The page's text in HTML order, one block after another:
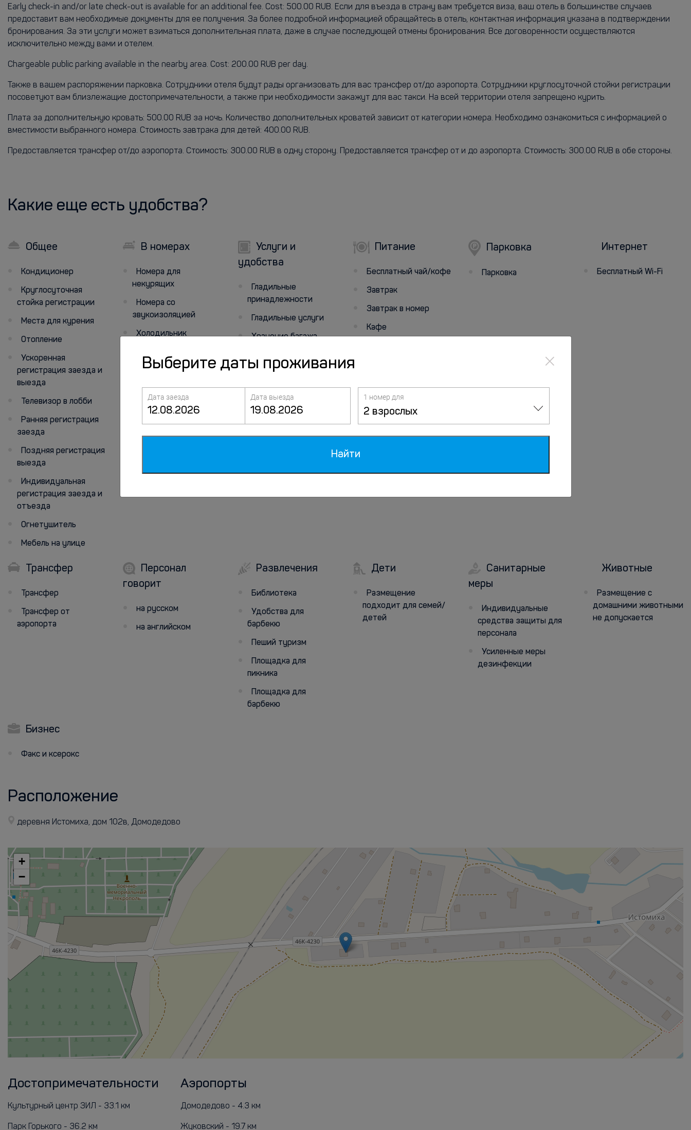
Early check-in and/or late check-out is available for an additional fee. Cost: 500.00 RUB. Если для въезда в страну вам требуется виза, ваш отель в большинстве случаев
предоставит вам необходимые документы для ее получения. За более подробной информацией обращайтесь в отель, контактная информация указана в подтверждении
бронирования. За эти услуги может взиматься дополнительная плата, даже в случае последующей отмены бронирования. Все договоренности осуществляются
исключительно между вами и отелем.
Chargeable public parking available in the nearby area. Cost: 200.00 RUB per day.
Также в вашем распоряжении парковка. Сотрудники отеля будут рады организовать для вас трансфер от/до аэропорта. Сотрудники круглосуточной стойки регистрации
посоветуют вам близлежащие достопримечательности, а также при необходимости закажут для вас такси. На всей территории отеля запрещено курить.
Плата за дополнительную кровать: 500.00 RUB за ночь. Количество дополнительных кроватей зависит от категории номера. Необходимо ознакомиться с информацией о
вместимости выбранного номера. Стоимость завтрака для детей: 400.00 RUB.
Предоставляется трансфер от/до аэропорта. Стоимость: 300.00 RUB в одну сторону. Предоставляется трансфер от и до аэропорта. Стоимость: 300.00 RUB в обе стороны.
Какие еще есть удобства?
Общее
Кондиционер
Круглосуточная
стойка регистрации
Места для курения
Отопление
Ускоренная
регистрация заезда и
выезда
Телевизор в лобби
Ранняя регистрация
заезда
Поздняя регистрация
выезда
Индивидуальная
регистрация заезда и
отъезда
Огнетушитель
Мебель на улице
В номерах
Номера для
некурящих
Номера со
звукоизоляцией
Холодильник
Телевизор
Москитная сетка
Услуги и
удобства
Гладильные
принадлежности
Гладильные услуги
Хранение багажа
Питание
Бесплатный чай/кофе
Завтрак
Завтрак в номер
Кафе
Парковка
Парковка
Интернет
Бесплатный Wi-Fi
Трансфер
Трансфер
Трансфер от
аэропорта
Персонал
говорит
на русском
на английском
Развлечения
Библиотека
Удобства для
барбекю
Пеший туризм
Площадка для
пикника
Площадка для
барбекю
Дети
Размещение
подходит для семей/
детей
Санитарные
меры
Индивидуальные
средства защиты для
персонала
Усиленные меры
дезинфекции
Животные
Размещение с
домашними животными
не допускается
Бизнес
Факс и ксерокс
Расположение
деревня Истомиха, дом 102в, Домодедово
+
−
Достопримечательности
Культурный центр ЗИЛ - 33.1 км
Парк Горького - 36.2 км
Аэропорты
Домодедово - 4.3 км
Жуковский - 19.7 км
Выберите даты проживания ×
Дата заезда Дата выезда 1 номер для
2 взрослых
Найти